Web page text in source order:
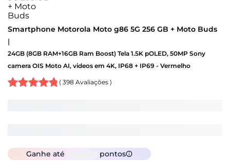
Smartphone Motorola Moto g86 5G 256 GB + Moto Buds
24GB (8GB RAM+16GB Ram Boost) Tela 1.5K pOLED, 50MP Sony
camera OIS Moto AI, videos em 4K, IP68 + IP69 - Vermelho
( 398 Avaliações )
Ganhe até pontos